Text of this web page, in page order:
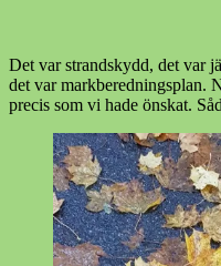
Det var strandskydd, det var
det var markberedningsplan.
precis som vi hade önskat.